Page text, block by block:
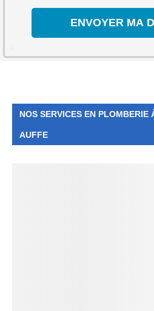
NOS SERVICES EN PLOMBERIE
AUFFE